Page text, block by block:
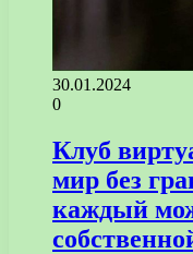
30.01.2024
0
Клуб
мир без
каждый